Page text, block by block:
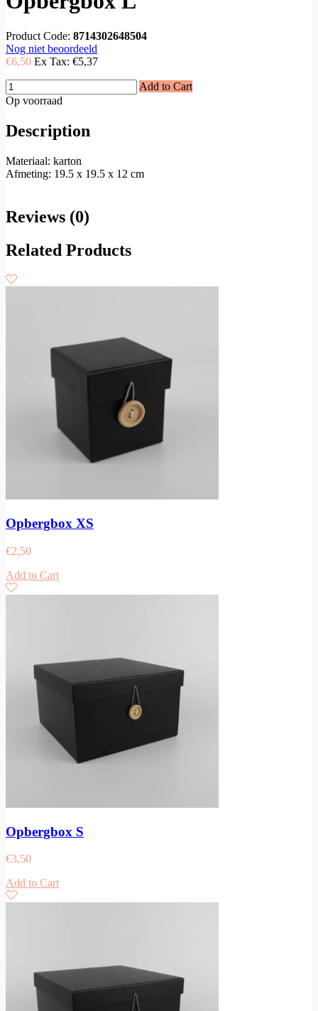
Product Code: 8714302648504
Nog niet beoordeeld
€6,50 Ex Tax: €5,37
Add to Cart
Op voorraad
Description
Materiaal: karton
Afmeting: 19.5 x 19.5 x 12 cm
Reviews (0)
Related Products
Opbergbox XS
€2,50
Add to Cart
Opbergbox S
€3,50
Add to Cart